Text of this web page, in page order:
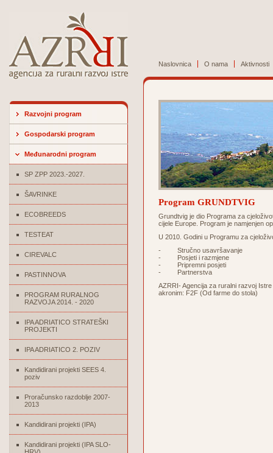
Naslovnica O nama Aktivnosti
Razvojni program
Gospodarski program
Međunarodni program
SP ZPP 2023.-2027.
ŠAVRINKE
ECOBREEDS
TESTEAT
CIREVALC
PASTINNOVA
PROGRAM RURALNOG
RAZVOJA 2014. - 2020
IPA ADRIATICO STRATEŠKI
PROJEKTI
IPA ADRIATICO 2. POZIV
Kandidirani projekti SEES 4.
poziv
Proračunsko razdoblje 2007-
2013
Kandidirani projekti (IPA)
Kandidirani projekti (IPA SLO-
Program GRUNDTVIG
Grundtvig je dio Programa za
cijele Europe. Program je namjenjen
U 2010. Godini u Programu za
- Stručno usavršavanje
- Posjeti i razmjene
- Pripremni posjeti
- Partnerstva
AZRRI- Agencija za ruralni razvoj
akronim: F2F (Od farme do stola)